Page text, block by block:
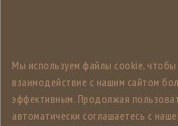
Мы используем файлы cookie,
взаимодействие с нашим сайтом
эффективным. Продолжая
автоматически соглашаетесь с